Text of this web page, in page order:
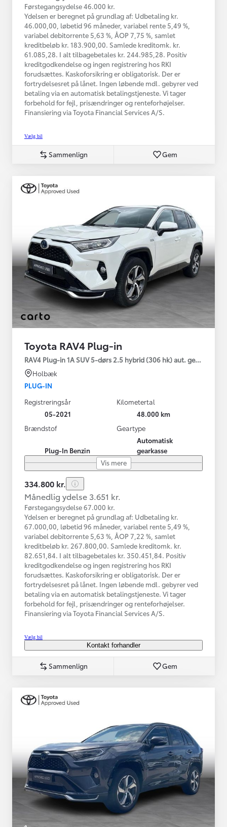
Førstegangsydelse 46.000 kr.
Ydelsen er beregnet på grundlag af: Udbetaling kr.
46.000,00, løbetid 96 måneder, variabel rente 5,49 %,
variabel debitorrente 5,63 %, ÅOP 7,75 %, samlet
kreditbeløb kr. 183.900,00. Samlede kreditomk. kr.
61.085,28. I alt tilbagebetales kr. 244.985,28. Positiv
kreditgodkendelse og ingen registrering hos RKI
forudsættes. Kaskoforsikring er obligatorisk. Der er
fortrydelsesret på lånet. Ingen løbende mdl. gebyrer ved
betaling via en automatisk betalingstjeneste. Vi tager
forbehold for fejl, prisændringer og renteforhøjelser.
Finansiering via Toyota Financial Services A/S.
Vælg bil
Sammenlign Gem
Toyota RAV4 Plug-in
RAV4 Plug-in 1A SUV 5-dørs 2.5 hybrid (306 hk) aut. gear AWD-i
Holbæk
PLUG-IN
Registreringsår
05-2021
Kilometertal
48.000 km
Brændstof
Plug-In Benzin
Geartype
Automatisk
gearkasse
Vis mere
334.800 kr.
Månedlig ydelse 3.651 kr.
Førstegangsydelse 67.000 kr.
Ydelsen er beregnet på grundlag af: Udbetaling kr.
67.000,00, løbetid 96 måneder, variabel rente 5,49 %,
variabel debitorrente 5,63 %, ÅOP 7,22 %, samlet
kreditbeløb kr. 267.800,00. Samlede kreditomk. kr.
82.651,84. I alt tilbagebetales kr. 350.451,84. Positiv
kreditgodkendelse og ingen registrering hos RKI
forudsættes. Kaskoforsikring er obligatorisk. Der er
fortrydelsesret på lånet. Ingen løbende mdl. gebyrer ved
betaling via en automatisk betalingstjeneste. Vi tager
forbehold for fejl, prisændringer og renteforhøjelser.
Finansiering via Toyota Financial Services A/S.
Vælg bil
Kontakt forhandler
Sammenlign Gem